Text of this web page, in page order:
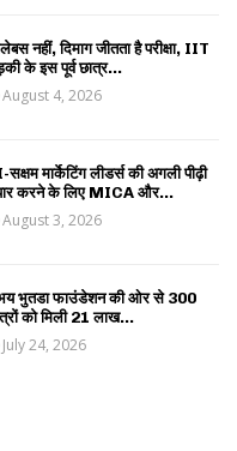
नहीं, दिमाग जीतता है परीक्षा, IIT
के इस पूर्व छात्र...
August 4, 2026
मार्केटिंग लीडर्स की अगली पीढ़ी
करने के लिए MICA और...
August 3, 2026
भुतडा फाउंडेशन की ओर से 300
को मिली 21 लाख...
July 24, 2026